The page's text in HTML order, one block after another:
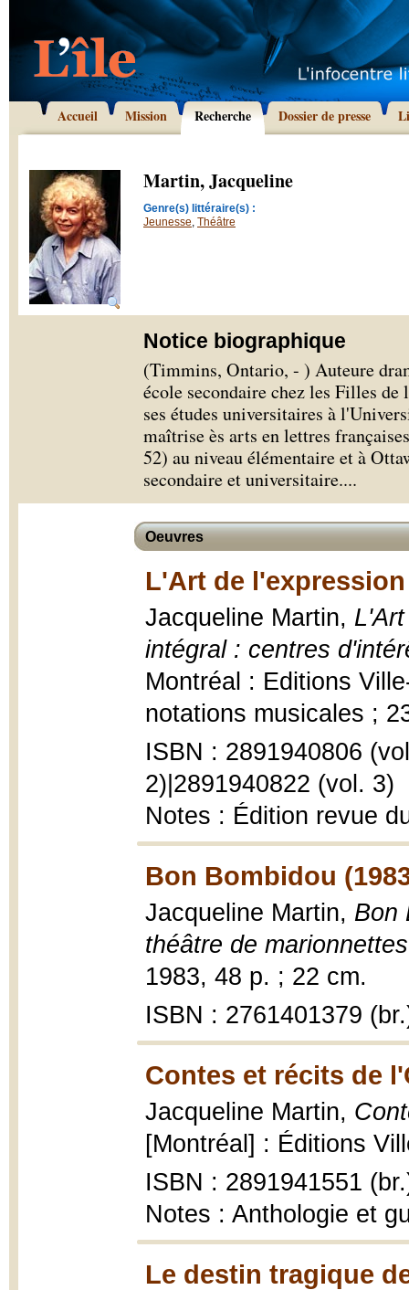
Accueil Mission Recherche Dossier de presse
Martin, Jacqueline
Genre(s) littéraire(s) :
Jeunesse, Théâtre
Notice biographique
(Timmins, Ontario, - ) Auteure
école secondaire chez les Filles
ses études universitaires à
maîtrise ès arts en lettres
52) au niveau élémentaire et à
secondaire et universitaire....
Oeuvres
L'Art de
Jacqueline Martin,
intégral : centres
Montréal : Editions
notations musicales ;
ISBN : 2891940806
2)|2891940822 (vol. 3)
Notes : Édition revue
Bon Bombidou
Jacqueline Martin, Bon
théâtre de marionnettes
1983, 48 p. ; 22 cm.
ISBN : 2761401379
Contes et récits de
Jacqueline Martin,
[Montréal] : Éditions
ISBN : 2891941551
Notes : Anthologie et
Le destin tragique